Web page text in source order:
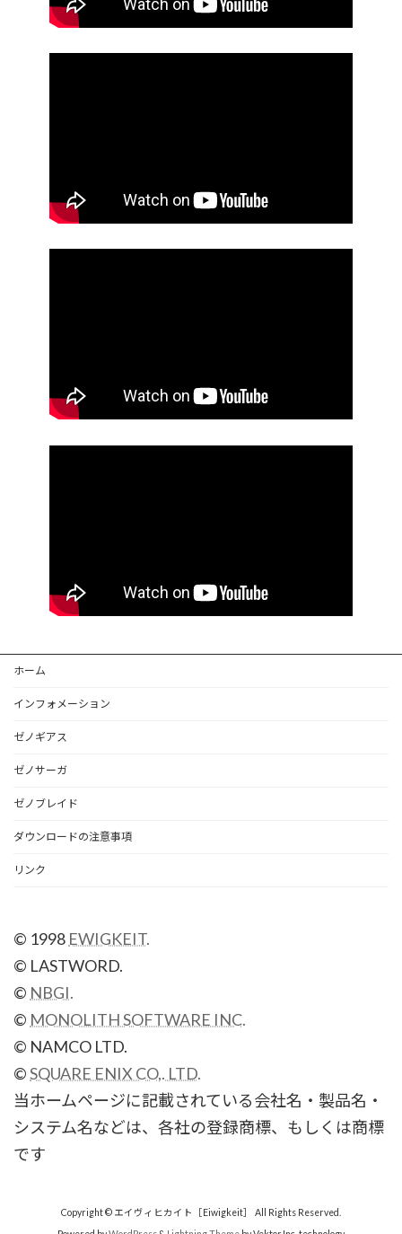
ホーム
インフォメーション
ゼノギアス
ゼノサーガ
ゼノブレイド
ダウンロードの注意事項
リンク
© 1998 EWIGKEIT.
© LASTWORD.
© NBGI.
© MONOLITH SOFTWARE INC.
© NAMCO LTD.
©SQUARE ENIX CO,. LTD.
当ホームページに記載されている会社名・製品名・
システム名などは、各社の登録商標、もしくは商標
です
Copyright © エイヴィヒカイト［Eiwigkeit］ All Rights Reserved.